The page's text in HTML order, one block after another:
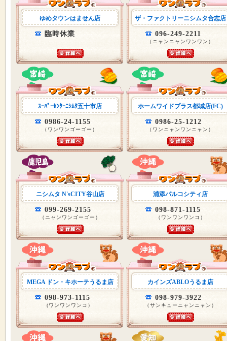
ゆめタウンはません店
臨時休業
ザ・ファクトリーニシムタ合志店
096-249-2211
（ニャンニャンワンワン）
ｽｰﾊﾟｰｾﾝﾀｰﾆｼﾑﾀ五十市店
0986-24-1155
（ワンワンゴーゴー）
ホームワイドプラス都城店(FC)
0986-25-1212
（ワンニャンワンニャン）
ニシムタ N'sCITY谷山店
099-269-2155
（ニャンワンゴーゴー）
浦添パルコシティ店
098-871-1115
（ワンワンワンコ）
MEGA ドン・キホーテうるま店
098-973-1115
(ワンワンワンコ）
カインズABLOうるま店
098-979-3922
（サンキューニャンニャン）